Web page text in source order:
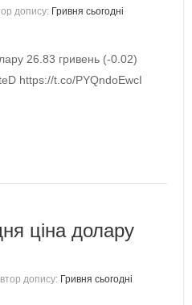
допису: Гривня сьогодні
26.83 гривень (-0.02)
https://t.co/PYQndoEwcI
ціна долару
допису: Гривня сьогодні